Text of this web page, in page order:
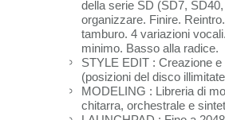
della serie SD (SD7,
organizzare. Finire.
tamburo. 4 variazioni
minimo. Basso alla radice.
STYLE EDIT : Creazione
(posizioni del disco
MODELING : Libreria di
chitarra, orchestrale e